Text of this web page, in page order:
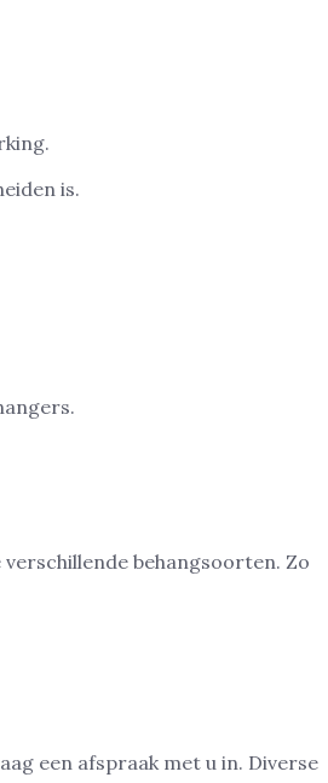
is.
behangsoorten. Zo
een afspraak met u in. Diverse